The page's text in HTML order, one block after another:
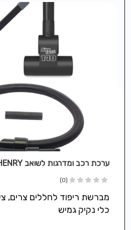
ערכת רכב ומדרגות לשואב HENRY
(0)
כלי נקיק גמיש